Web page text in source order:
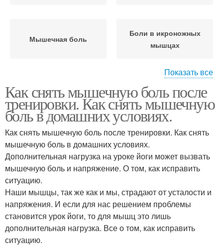
Мышечная боль
Боли в икроножных
мышцах
Избавления от боли
Показать все
Как снять мышечную боль после
тренировки. Как снять мышечную
боль в домашних условиях.
Как снять мышечную боль после тренировки. Как снять
мышечную боль в домашних условиях.
Дополнительная нагрузка на уроке йоги может вызвать
мышечную боль и напряжение. О том, как исправить
ситуацию.
Наши мышцы, так же как и мы, страдают от усталости и
напряжения. И если для нас решением проблемы
становится урок йоги, то для мышц это лишь
дополнительная нагрузка. Все о том, как исправить
ситуацию.